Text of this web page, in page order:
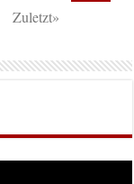
Zuletzt»